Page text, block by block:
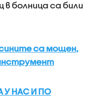
в болница са били
са мощен,
У НАС И ПО